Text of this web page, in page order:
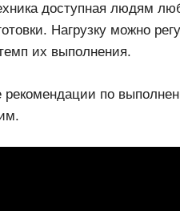
доступная людям
Нагрузку можно
их выполнения.
по